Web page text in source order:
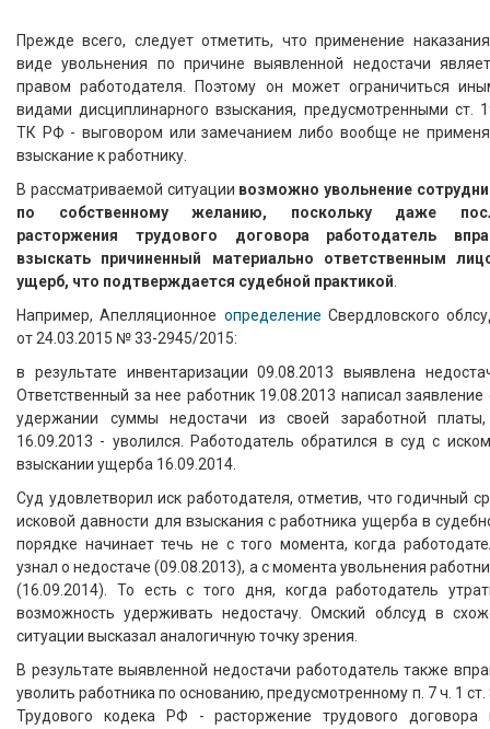
Прежде всего, следует отметить, что применение
виде увольнения по причине выявленной недостачи
правом работодателя. Поэтому он может ограничиться
видами дисциплинарного взыскания, предусмотренными ст.
ТК РФ - выговором или замечанием либо вообще не
взыскание к работнику.
В рассматриваемой ситуации возможно увольнение
по собственному желанию, поскольку даже
расторжения трудового договора работодатель
взыскать причиненный материально ответственным
ущерб, что подтверждается судебной практикой
Например, Апелляционное определение Свердловского
от 24.03.2015 № 33-2945/2015:
в результате инвентаризации 09.08.2013 выявлена
Ответственный за нее работник 19.08.2013 написал заявление
удержании суммы недостачи из своей заработной
16.09.2013 - уволился. Работодатель обратился в суд с
взыскании ущерба 16.09.2014.
Суд удовлетворил иск работодателя, отметив, что годичный
исковой давности для взыскания с работника ущерба в
порядке начинает течь не с того момента, когда
узнал о недостаче (09.08.2013), а с момента увольнения
(16.09.2014). То есть с того дня, когда работодатель
возможность удерживать недостачу. Омский облсуд в
ситуации высказал аналогичную точку зрения.
В результате выявленной недостачи работодатель также
уволить работника по основанию, предусмотренному п. 7 ч. 1 ст.
Трудового кодека РФ - расторжение трудового договора